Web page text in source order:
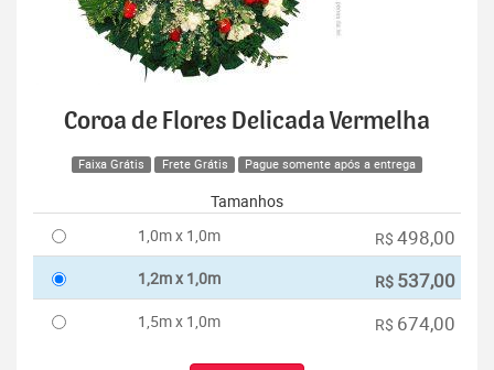
Coroa de Flores Delicada Vermelha
Faixa Grátis Frete Grátis Pague somente após a entrega
Tamanhos
1,0m x 1,0m
R$ 498,00
1,2m x 1,0m R$ 537,00
1,5m x 1,0m R$ 674,00